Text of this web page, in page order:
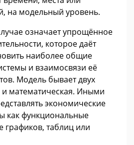
на модельный уровень.
означает упрощённое
которое даёт
наиболее общие
и взаимосвязи её
Модель бывает двух
и математическая. Иными
экономические
как функциональные
графиков, таблиц или